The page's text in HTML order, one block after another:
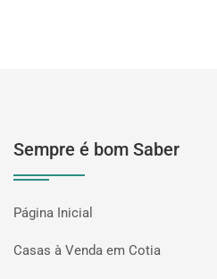
Sempre é bom Saber
Página Inicial
Casas à Venda em Cotia